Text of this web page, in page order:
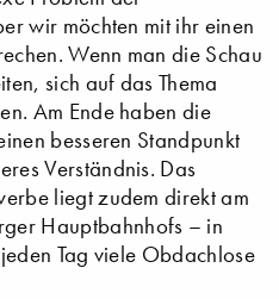
wir möchten mit ihr einen
Wenn man die Schau
sich auf das Thema
Am Ende haben die
besseren Standpunkt
Verständnis. Das
liegt zudem direkt am
Hauptbahnhofs – in
Tag viele Obdachlose